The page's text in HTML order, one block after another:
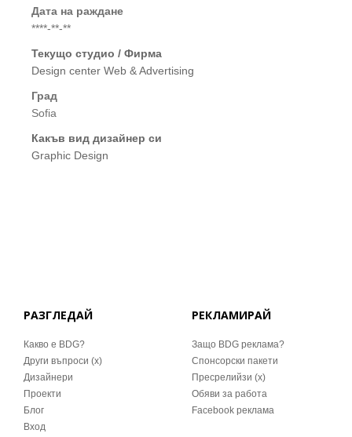
Дата на раждане
****-**-**
Текущо студио / Фирма
Design center Web & Advertising
Град
Sofia
Какъв вид дизайнер си
Graphic Design
РАЗГЛЕДАЙ
Какво е BDG?
Други въпроси (x)
Дизайнери
Проекти
Блог
Вход
РЕКЛАМИРАЙ
Защо BDG реклама?
Спонсорски пакети
Пресрелийзи (x)
Обяви за работа
Facebook реклама